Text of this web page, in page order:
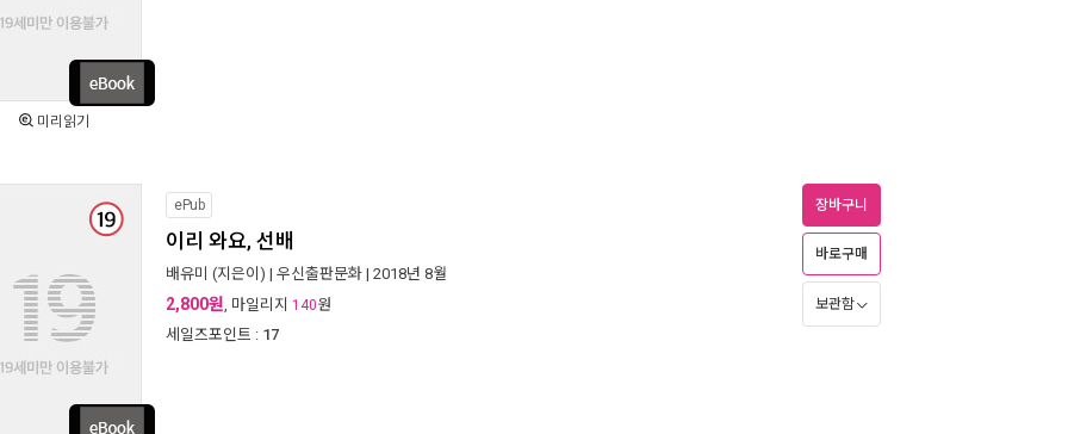
미리읽기
ePub
이리 와요, 선배
배유미 (지은이) | 우신출판문화 | 2018년 8월
2,800원, 마일리지 140원
세일즈포인트 : 17
장바구니
바로구매
보관함